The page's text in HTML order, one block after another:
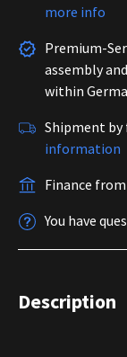
more info
Premium-
assembly
within
Shipment
information
Finance from
You have
Description